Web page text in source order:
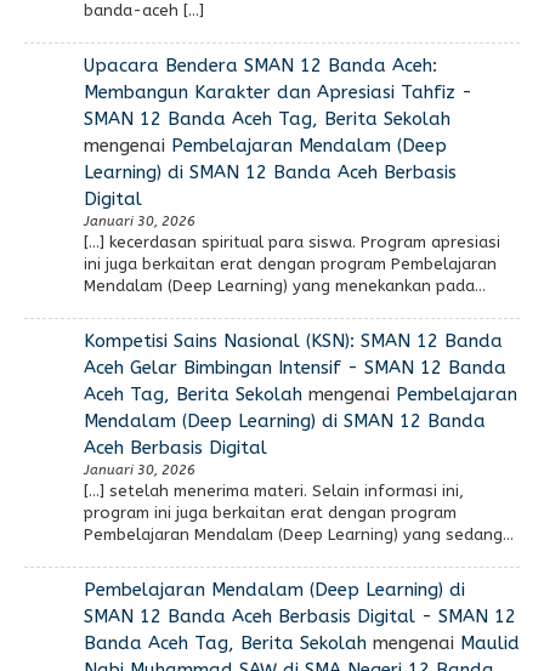
banda-aceh […]
Upacara Bendera SMAN 12 Banda Aceh:
Membangun Karakter dan Apresiasi Tahfiz -
SMAN 12 Banda Aceh Tag, Berita Sekolah
mengenai Pembelajaran Mendalam (Deep
Learning) di SMAN 12 Banda Aceh Berbasis
Digital
Januari 30, 2026
[…] kecerdasan spiritual para siswa. Program apresiasi
ini juga berkaitan erat dengan program Pembelajaran
Mendalam (Deep Learning) yang menekankan pada…
Kompetisi Sains Nasional (KSN): SMAN 12 Banda
Aceh Gelar Bimbingan Intensif - SMAN 12 Banda
Aceh Tag, Berita Sekolahmengenai Pembelajaran
Mendalam (Deep Learning) di SMAN 12 Banda
Aceh Berbasis Digital
Januari 30, 2026
[…] setelah menerima materi. Selain informasi ini,
program ini juga berkaitan erat dengan program
Pembelajaran Mendalam (Deep Learning) yang sedang…
Pembelajaran Mendalam (Deep Learning) di
SMAN 12 Banda Aceh Berbasis Digital - SMAN 12
Banda Aceh Tag, Berita Sekolahmengenai Maulid